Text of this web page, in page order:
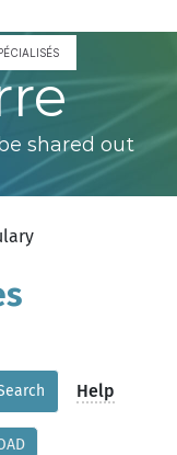
shared out
Help